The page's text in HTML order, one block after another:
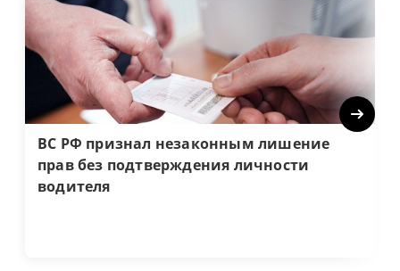
ВС РФ признал незаконным лишение
прав без подтверждения личности
водителя
Next